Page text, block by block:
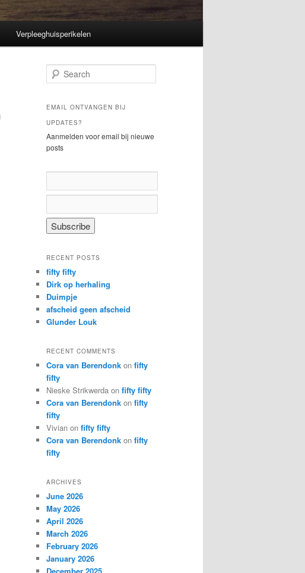
Verpleeghuisperikelen
e
r
h
EMAIL ONTVANGEN BIJ
UPDATES?
Aanmelden voor email bij nieuwe
posts
RECENT POSTS
fifty fifty
Dirk op herhaling
Duimpje
afscheid geen afscheid
Glunder Louk
RECENT COMMENTS
Cora van Berendonk on fifty
fifty
Nieske Strikwerda on fifty fifty
Cora van Berendonk on fifty
fifty
Vivian on fifty fifty
Cora van Berendonk on fifty
fifty
ARCHIVES
June 2026
May 2026
April 2026
March 2026
February 2026
January 2026